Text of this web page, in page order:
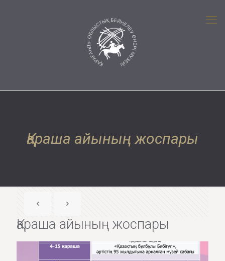
Қараша айының жоспары
Қараша айының жоспары